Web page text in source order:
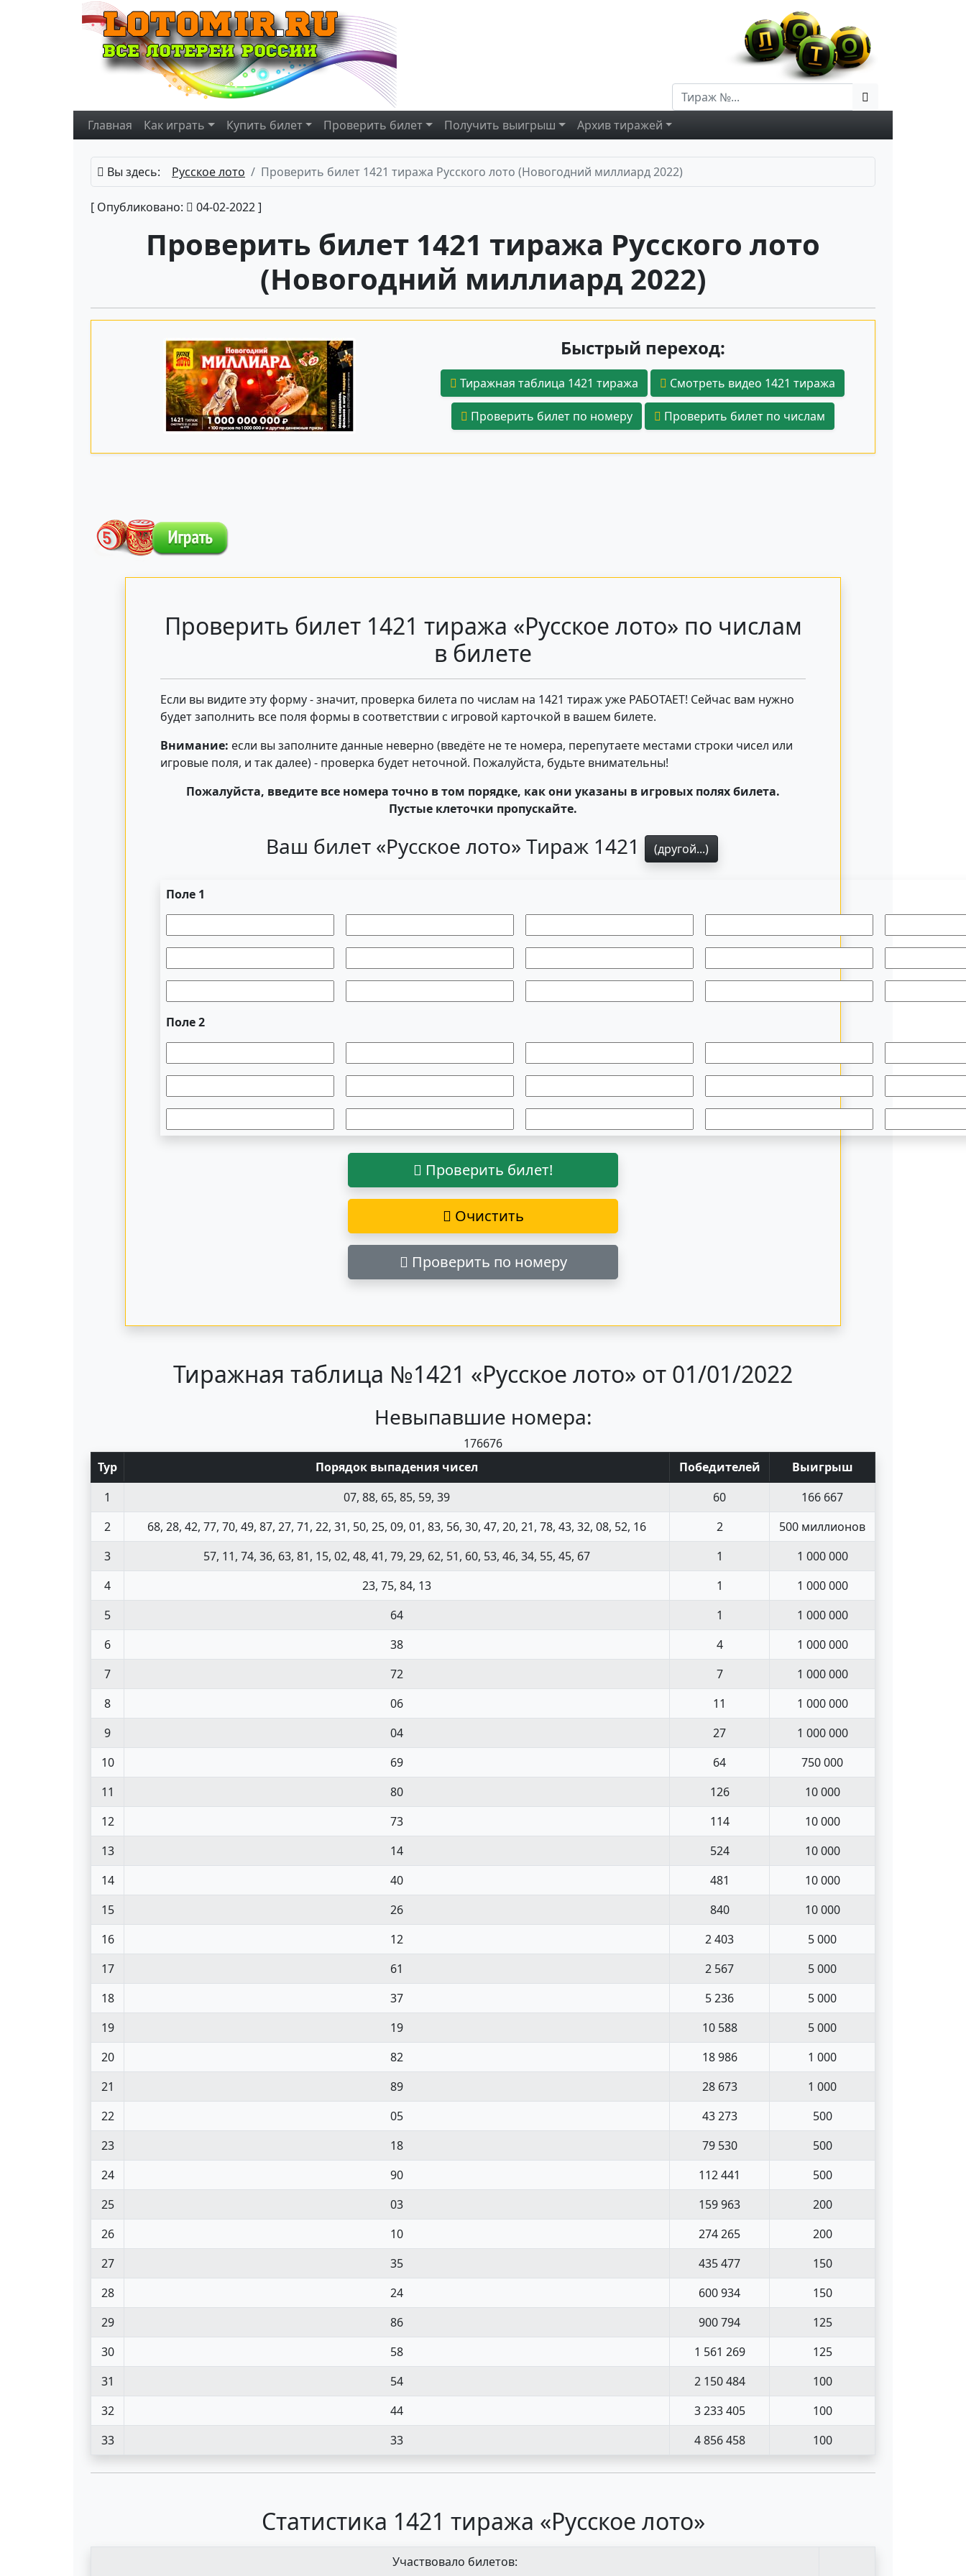
Главная Как играть Купить билет Проверить билет Получить выигрыш Архивтиражей
Вы здесь: Русское лото Проверить билет 1421 тиража Русского лото (Новогодний миллиард 2022)
[ Опубликовано: 04-02-2022 ]
Проверить билет 1421 тиража Русского лото
(Новогодний миллиард 2022)
Быстрый переход:
Тиражная таблица 1421 тиража Смотреть видео 1421 тиража
Проверить билет по номеру Проверить билет по числам
Проверить билет 1421 тиража «Русское лото» по числам
в билете
Если вы видите эту форму - значит, проверка билета по числам на 1421 тираж уже РАБОТАЕТ! Сейчас вам нужно
будет заполнить все поля формы в соответствии с игровой карточкой в вашем билете.
Внимание: если вы заполните данные неверно (введёте не те номера, перепутаете местами строки чисел или
игровые поля, и так далее) - проверка будет неточной. Пожалуйста, будьте внимательны!
Пожалуйста, введите все номера точно в том порядке, как они указаны в игровых полях билета.
Пустые клеточки пропускайте.
Ваш билет «Русское лото» Тираж 1421 (другой...)
Поле 1
Поле 2
Проверить билет!
Очистить
Проверить по номеру
Тиражная таблица №1421 «Русское лото» от 01/01/2022
Невыпавшие номера:
176676
Тур
Порядок выпадения чисел Победителей
Выигрыш
1
07, 88, 65, 85, 59, 39 60
166 667
2
68, 28, 42, 77, 70, 49, 87, 27, 71, 22, 31, 50, 25, 09, 01, 83, 56, 30, 47, 20, 21, 78, 43, 32, 08, 52, 16 2
500 миллионов
3
57, 11, 74, 36, 63, 81, 15, 02, 48, 41, 79, 29, 62, 51, 60, 53, 46, 34, 55, 45, 67 1
1 000 000
4
23, 75, 84, 13 1
1 000 000
5
64 1
1 000 000
6
38 4
1 000 000
7
72 7
1 000 000
8
06 11
1 000 000
9
04 27
1 000 000
10
69 64
750 000
11
80 126
10 000
12
73 114
10 000
13
14 524
10 000
14
40 481
10 000
15
26 840
10 000
16
12 2 403
5 000
17
61 2 567
5 000
18
37 5 236
5 000
19
19 10 588
5 000
20
82 18 986
1 000
21
89 28 673
1 000
22
05 43 273
500
23
18 79 530
500
24
90 112 441
500
25
03 159 963
200
26
10 274 265
200
27
35 435 477
150
28
24 600 934
150
29
86 900 794
125
30
58 1 561 269
125
31
54 2 150 484
100
32
44 3 233 405
100
33
33 4 856 458 100
Статистика 1421 тиража «Русское лото»
Участвовало билетов: